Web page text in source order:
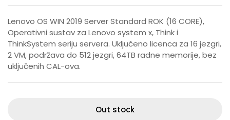
Lenovo OS WIN 2019 Server Standard ROK (16 CORE),
Operativni sustav za Lenovo system x, Think i
ThinkSystem seriju servera. Uključeno licenca za 16 jezgri,
2 VM, podržava do 512 jezgri, 64TB radne memorije, bez
uključenih CAL-ova.
Out stock